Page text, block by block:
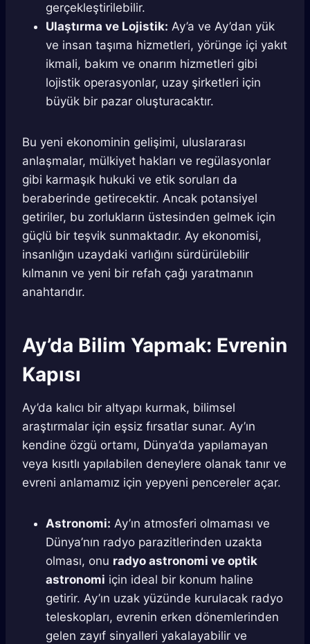
gerçekleştirilebilir.
Ulaştırma ve Lojistik: Ay’a ve Ay’dan yük
ve insan taşıma hizmetleri, yörünge içi yakıt
ikmali, bakım ve onarım hizmetleri gibi
lojistik operasyonlar, uzay şirketleri için
büyük bir pazar oluşturacaktır.
Bu yeni ekonominin gelişimi, uluslararası
anlaşmalar, mülkiyet hakları ve regülasyonlar
gibi karmaşık hukuki ve etik soruları da
beraberinde getirecektir. Ancak potansiyel
getiriler, bu zorlukların üstesinden gelmek için
güçlü bir teşvik sunmaktadır. Ay ekonomisi,
insanlığın uzaydaki varlığını sürdürülebilir
kılmanın ve yeni bir refah çağı yaratmanın
anahtarıdır.
Ay’da Bilim Yapmak: Evrenin
Kapısı
Ay’da kalıcı bir altyapı kurmak, bilimsel
araştırmalar için eşsiz fırsatlar sunar. Ay’ın
kendine özgü ortamı, Dünya’da yapılamayan
veya kısıtlı yapılabilen deneylere olanak tanır ve
evreni anlamamız için yepyeni pencereler açar.
Astronomi: Ay’ın atmosferi olmaması ve
Dünya’nın radyo parazitlerinden uzakta
olması, onu radyo astronomi ve optik
astronomi için ideal bir konum haline
getirir. Ay’ın uzak yüzünde kurulacak radyo
teleskopları, evrenin erken dönemlerinden
gelen zayıf sinyalleri yakalayabilir ve